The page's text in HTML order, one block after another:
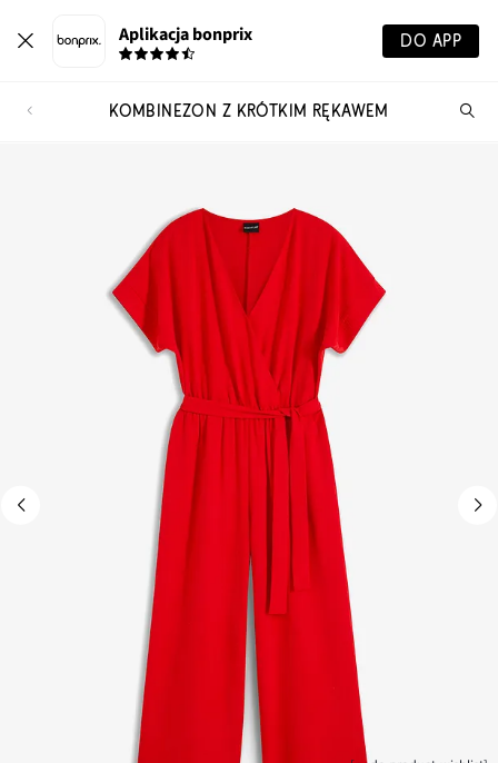
Aplikacja bonprix DO APP
KOMBINEZON Z KRÓTKIM RĘKAWEM